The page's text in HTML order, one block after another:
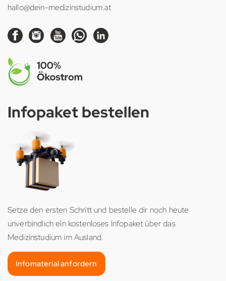
hallo@dein-medizinstudium.at
Infopaket bestellen
Setze den ersten Schritt und bestelle dir noch heute
unverbindlich ein kostenloses Infopaket über das
Medizinstudium im Ausland.
Infomaterial anfordern